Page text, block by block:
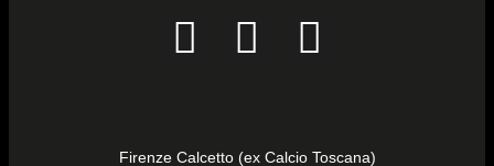
Firenze Calcetto (ex Calcio Toscana)